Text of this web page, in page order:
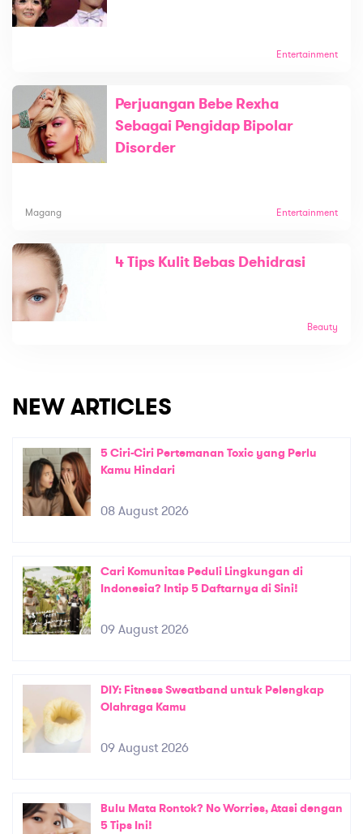
Entertainment
Perjuangan Bebe Rexha
Sebagai Pengidap Bipolar
Disorder
Magang Entertainment
4 Tips Kulit Bebas Dehidrasi
Beauty
NEW ARTICLES
5 Ciri-Ciri Pertemanan Toxic yang Perlu
Kamu Hindari
08 August 2026
Cari Komunitas Peduli Lingkungan di
Indonesia? Intip 5 Daftarnya di Sini!
09 August 2026
DIY: Fitness Sweatband untuk Pelengkap
Olahraga Kamu
09 August 2026
Bulu Mata Rontok? No Worries, Atasi dengan
5 Tips Ini!